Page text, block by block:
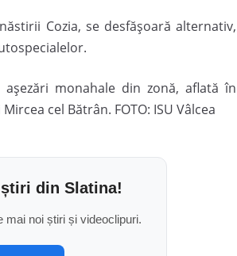
Cozia, se desfășoară alternativ,
monahale din zonă, aflată în
cel Bătrân. FOTO: ISU Vâlcea
din Slatina!
noi știri și videoclipuri.